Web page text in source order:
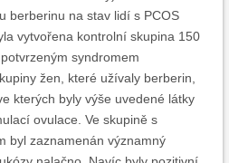
berberinu na stav lidí s PCOS
vytvořena kontrolní skupina 150
syndromem
žen, které užívaly berberin,
kterých byly výše uvedené látky
ovulace. Ve skupině s
byl zaznamenán významný